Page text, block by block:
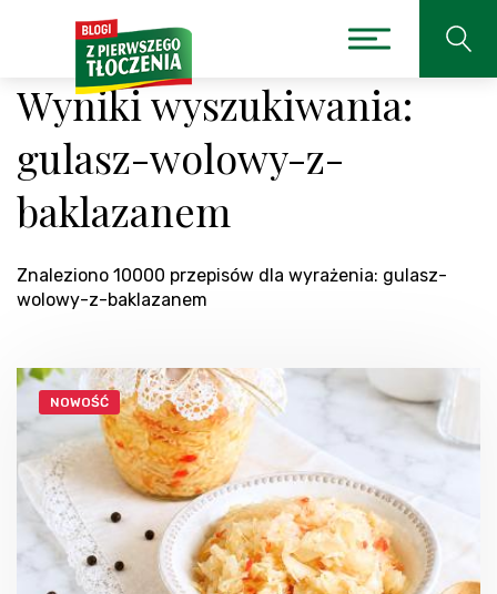
Wyniki wyszukiwania:
gulasz-wolowy-z-
baklazanem
Znaleziono 10000 przepisów dla wyrażenia: gulasz-
wolowy-z-baklazanem
NOWOŚĆ